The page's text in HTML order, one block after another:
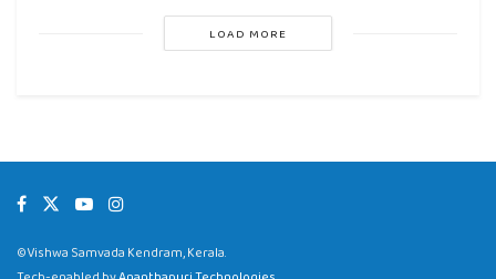
LOAD MORE
©Vishwa Samvada Kendram, Kerala.